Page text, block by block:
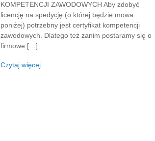
KOMPETENCJI ZAWODOWYCH Aby zdobyć
licencję na spedycję (o której będzie mowa
poniżej) potrzebny jest certyfikat kompetencji
zawodowych. Dlatego też zanim postaramy się o
firmowe […]
Czytaj więcej